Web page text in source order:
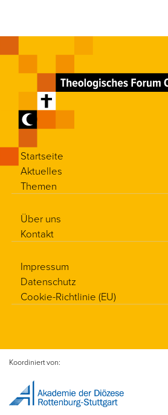
Startseite
Aktuelles
Themen
Über uns
Kontakt
Impressum
Datenschutz
Cookie-Richtlinie (EU)
Koordiniert von: